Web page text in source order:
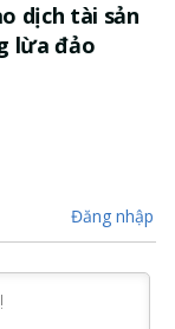
dịch tài sản
lừa đảo
Đăng nhập